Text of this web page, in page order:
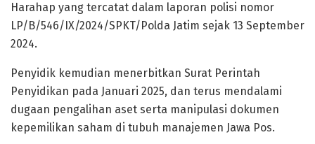
Harahap yang tercatat dalam laporan polisi nomor
LP/B/546/IX/2024/SPKT/Polda Jatim sejak 13 September
2024.
Penyidik kemudian menerbitkan Surat Perintah
Penyidikan pada Januari 2025, dan terus mendalami
dugaan pengalihan aset serta manipulasi dokumen
kepemilikan saham di tubuh manajemen Jawa Pos.